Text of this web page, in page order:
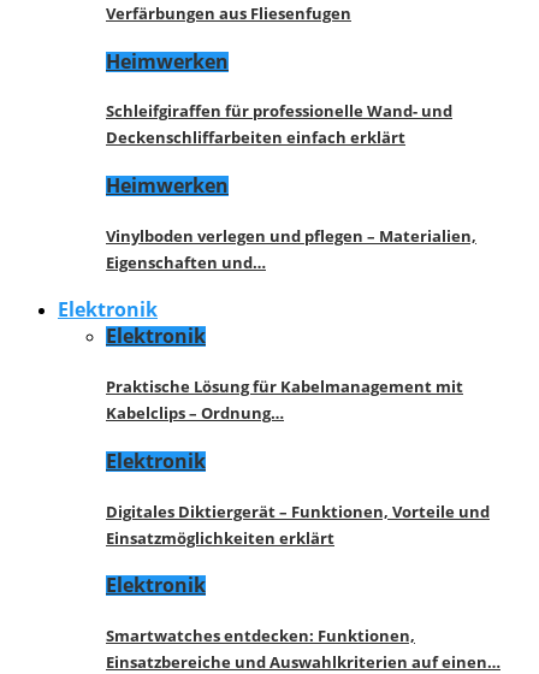
Verfärbungen aus Fliesenfugen
Heimwerken
Schleifgiraffen für professionelle Wand- und
Deckenschliffarbeiten einfach erklärt
Heimwerken
Vinylboden verlegen und pflegen – Materialien,
Eigenschaften und…
Elektronik
Elektronik
Praktische Lösung für Kabelmanagement mit
Kabelclips – Ordnung…
Elektronik
Digitales Diktiergerät – Funktionen, Vorteile und
Einsatzmöglichkeiten erklärt
Elektronik
Smartwatches entdecken: Funktionen,
Einsatzbereiche und Auswahlkriterien auf einen…